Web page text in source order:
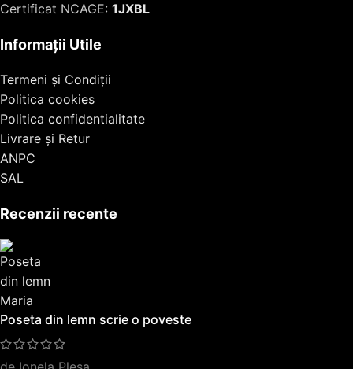
Certificat NCAGE: 1JXBL
Informații Utile
Termeni și Condiții
Politica cookies
Politica confidentialitate
Livrare și Retur
ANPC
SAL
Recenzii recente
Poseta din lemn scrie o poveste